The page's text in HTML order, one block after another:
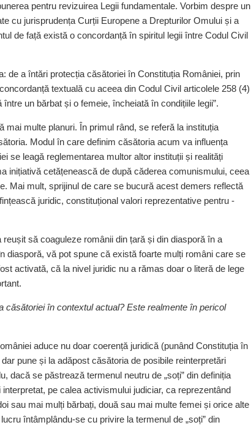
pentru revizuirea Legii fundamentale. Vorbim despre un
cu juris­prudența Curții Europene a Drepturilor Omului și a
de față există o concordanță în spiritul legii între Codul Civil
de a întări protecția căsătoriei în Consti­tuția României, prin
textuală cu aceea din Codul Civil articolele 258 (4)
un bărbat și o femeie, încheiată în condițiile legii”.
multe planuri. În primul rând, se referă la instituția
Modul în care definim căsătoria acum va influența
se leagă reglementarea multor altor instituții și realități
inițiativă cetățenească de după căderea comunismului, ceea
Mai mult, sprijinul de care se bucură acest demers reflectă
juridic, constituțional ­valori reprezentative pentru
să coaguleze românii din țară și din diasporă în a
diasporă, vă pot spune că există foarte mulți români care se
activată, că la nivel juridic nu a rămas doar o literă de lege
căsătoriei în contextul ­actual? Este realmente în pericol
aduce nu doar coerență juridică (punând Constituția în
pune și la adăpost căsătoria de posibile reinterpretări
dacă se păstrează termenul neutru de „soți” din definiția
pe calea activismului judiciar, ca reprezentând
sau mai mulți bărbați, două sau mai multe femei și orice alte
întâmplându-se cu privire la termenul de „soți” din